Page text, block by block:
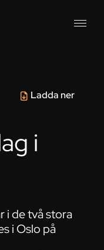
Ladda ner
i
i de två stora
i Oslo på